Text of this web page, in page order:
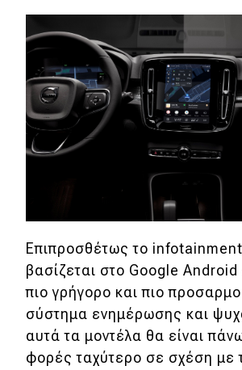
Επιπροσθέτως το
βασίζεται στο Google
πιο γρήγορο και πιο
σύστημα ενημέρωσης και
αυτά τα μοντέλα θα είναι
φορές ταχύτερο σε σχέση με